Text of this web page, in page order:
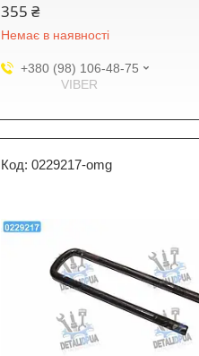
355 ₴
Немає в наявності
+380 (98) 106-48-75
VIBER
0229217-omg